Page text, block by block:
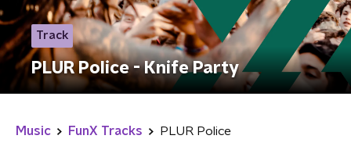
Track
PLUR Police - Knife Party
Music FunX Tracks PLUR Police